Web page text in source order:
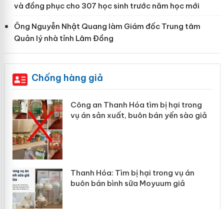
và đồng phục cho 307 học sinh trước năm học mới
Ông Nguyễn Nhật Quang làm Giám đốc Trung tâm
Quản lý nhà tỉnh Lâm Đồng
Chống hàng giả
trong
giả
án
Lào Cai xử lý 83 vụ vi phạm thương
mại trong tháng 7
Hưng Yên: Xử lý 6 hộ kinh doanh bán
hàng giả mạo nhãn hiệu Adidas, Nike